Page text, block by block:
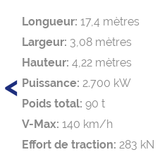
<
Longueur: 17,4 mètres
Largeur: 3,08 mètres
Hauteur: 4,22 mètres
Puissance: 2.700 kW
Poids total: 90 t
V-Max: 140 km/h
Effort de traction: 283 kN